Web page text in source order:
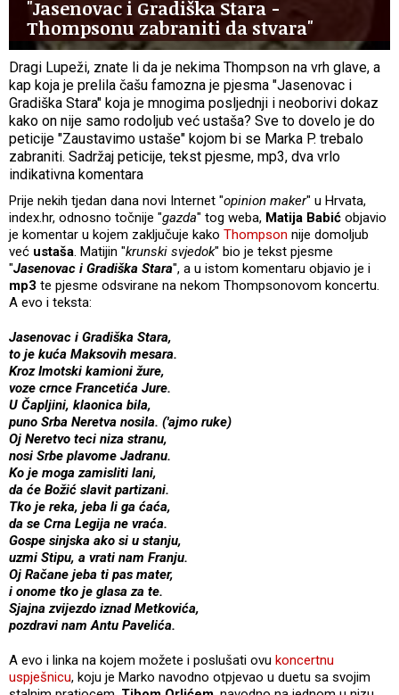
"Jasenovac i Gradiška Stara -
Thompsonu zabraniti da stvara"
Dragi Lupeži, znate li da je nekima Thompson na vrh glave, a
kap koja je prelila čašu famozna je pjesma "Jasenovac i
Gradiška Stara" koja je mnogima posljednji i neoborivi dokaz
kako on nije samo rodoljub već ustaša? Sve to dovelo je do
peticije "Zaustavimo ustaše" kojom bi se Marka P. trebalo
zabraniti. Sadržaj peticije, tekst pjesme, mp3, dva vrlo
indikativna komentara
Prije nekih tjedan dana novi Internet "opinion maker" u Hrvata,
index.hr, odnosno točnije "gazda" tog weba, Matija Babić objavio
je komentar u kojem zaključuje kako Thompson nije domoljub
već ustaša. Matijin "krunski svjedok" bio je tekst pjesme
"Jasenovac i Gradiška Stara", a u istom komentaru objavio je i
mp3 te pjesme odsvirane na nekom Thompsonovom koncertu.
A evo i teksta:
Jasenovac i Gradiška Stara,
to je kuća Maksovih mesara.
Kroz Imotski kamioni žure,
voze crnce Francetića Jure.
U Čapljini, klaonica bila,
puno Srba Neretva nosila. ('ajmo ruke)
Oj Neretvo teci niza stranu,
nosi Srbe plavome Jadranu.
Ko je moga zamisliti lani,
da će Božić slavit partizani.
Tko je reka, jeba li ga ćaća,
da se Crna Legija ne vraća.
Gospe sinjska ako si u stanju,
uzmi Stipu, a vrati nam Franju.
Oj Račane jeba ti pas mater,
i onome tko je glasa za te.
Sjajna zvijezdo iznad Metkovića,
pozdravi nam Antu Pavelića.
A evo i linka na kojem možete i poslušati ovu koncertnu
uspješnicu, koju je Marko navodno otpjevao u duetu sa svojim